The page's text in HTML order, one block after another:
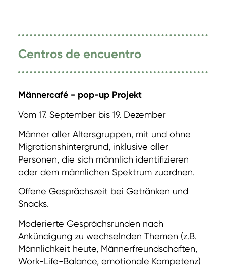
Centros de encuentro
Männercafé - pop-up Projekt
Vom 17. September bis 19. Dezember
Männer aller Altersgruppen, mit und ohne
Migrationshintergrund, inklusive aller
Personen, die sich männlich identifizieren
oder dem männlichen Spektrum zuordnen.
Offene Gesprächszeit bei Getränken und
Snacks.
Moderierte Gesprächsrunden nach
Ankündigung zu wechselnden Themen (z.B.
Männlichkeit heute, Männerfreundschaften,
Work-Life-Balance, emotionale Kompetenz)